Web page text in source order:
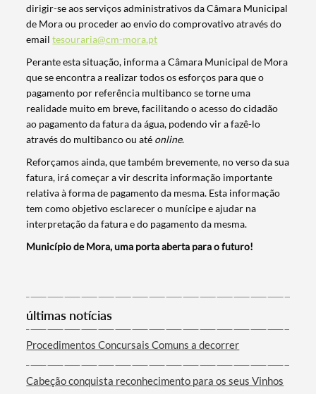
Termo de Pesquisa
Filtros
dirigir-se aos serviços administrativos da Câmara Municipal
de Mora ou proceder ao envio do comprovativo através do
emailtesouraria@cm-mora.pt
Perante esta situação, informa a Câmara Municipal de Mora
que se encontra a realizar todos os esforços para que o
pagamento por referência multibanco se torne uma
realidade muito em breve, facilitando o acesso do cidadão
ao pagamento da fatura da água, podendo vir a fazê-lo
através do multibanco ou até online.
Reforçamos ainda, que também brevemente, no verso da sua
fatura, irá começar a vir descrita informação importante
relativa à forma de pagamento da mesma. Esta informação
tem como objetivo esclarecer o munícipe e ajudar na
interpretação da fatura e do pagamento da mesma.
Município de Mora, uma porta aberta para o futuro!
últimas notícias
Procedimentos Concursais Comuns a decorrer
Cabeção conquista reconhecimento para os seus Vinhos